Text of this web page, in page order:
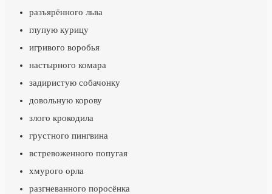
разъярённого льва
глупую курицу
игривого воробья
настырного комара
задиристую собачонку
довольную корову
злого крокодила
грустного пингвина
встревоженного попугая
хмурого орла
разгневанного поросёнка